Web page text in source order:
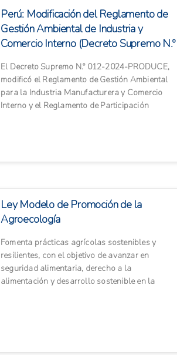
Perú: Modificación del Reglamento de
Gestión Ambiental de Industria y
Comercio Interno (Decreto Supremo N.º
El Decreto Supremo N.º 012-2024-PRODUCE,
modificó el Reglamento de Gestión Ambiental
para la Industria Manufacturera y Comercio
Interno y el Reglamento de Participación
Ley Modelo de Promoción de la
Agroecología
Fomenta prácticas agrícolas sostenibles y
resilientes, con el objetivo de avanzar en
seguridad alimentaria, derecho a la
alimentación y desarrollo sostenible en la